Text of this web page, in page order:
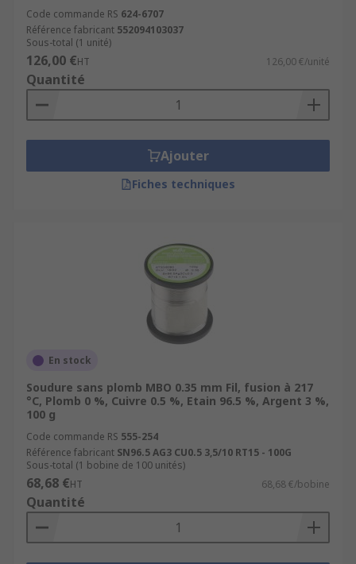
Code commande RS 624-6707
Référence fabricant 552094103037
Sous-total (1 unité)
126,00 €HT 126,00 €/unité
Quantité
Ajouter
Fiches techniques
En stock
Soudure sans plomb MBO 0.35 mm Fil, fusion à 217
°C, Plomb 0 %, Cuivre 0.5 %, Etain 96.5 %, Argent 3 %,
100 g
Code commande RS 555-254
Référence fabricant SN96.5 AG3 CU0.5 3,5/10 RT15 - 100G
Sous-total (1 bobine de 100 unités)
68,68 €HT 68,68 €/bobine
Quantité